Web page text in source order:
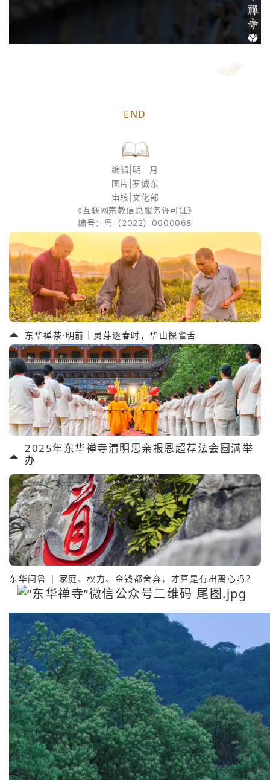
END
编辑|明 月
图片|罗诚东
审核|文化部
《互联网宗教信息服务许可证》
编号：粤（2022）0000068
东华禅茶·明前｜灵芽逐春时，华山探雀舌
2025年东华禅寺清明思亲报恩超荐法会圆满举
办
东华问答 | 家庭、权力、金钱都舍弃，才算是有出离心吗？